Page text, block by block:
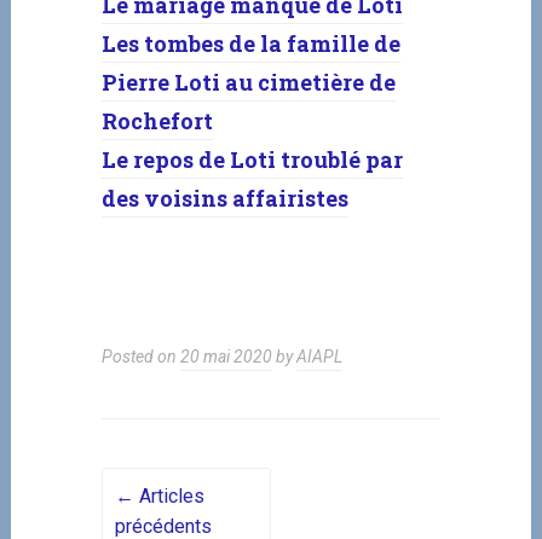
Les tombes de la famille de
Pierre Loti au cimetière de
Rochefort
Le repos de Loti troublé par
des voisins affairistes
Posted on 20 mai 2020 byAIAPL
Posts navigation
← Articles
précédents